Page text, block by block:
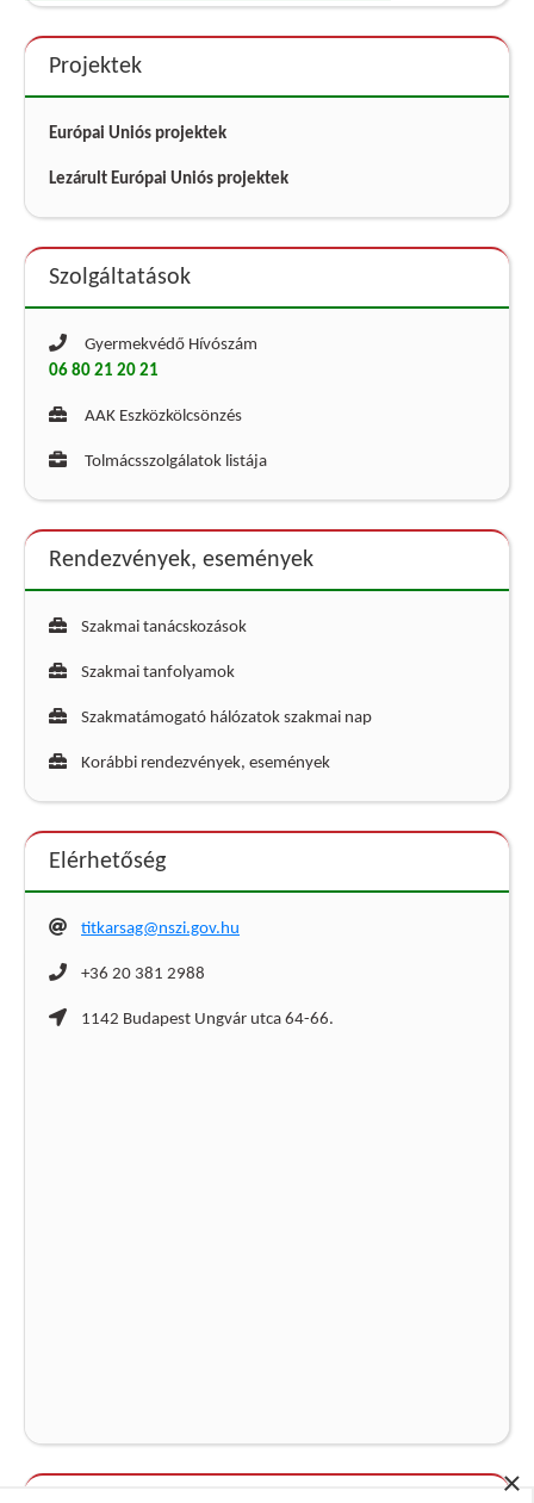
×
Projektek
Európai Uniós projektek
Lezárult Európai Uniós projektek
Szolgáltatások
Gyermekvédő Hívószám
06 80 21 20 21
AAK Eszközkölcsönzés
Tolmácsszolgálatok listája
Rendezvények, események
Szakmai tanácskozások
Szakmai tanfolyamok
Szakmatámogató hálózatok szakmai nap
Korábbi rendezvények, események
Elérhetőség
titkarsag@nszi.gov.hu
+36 20 381 2988
1142 Budapest Ungvár utca 64-66.